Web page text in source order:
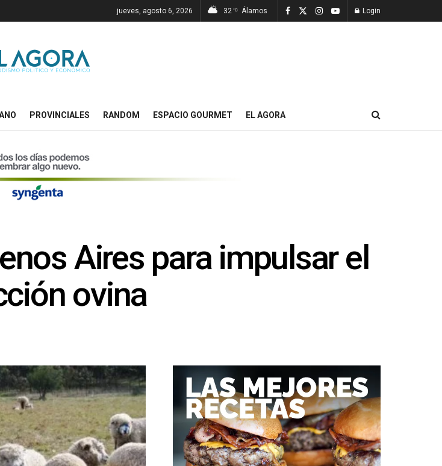
jueves, agosto 6, 2026 32 °C Álamos Login
PROVINCIALES RANDOM ESPACIO GOURMET EL AGORA
Aires para impulsar el
ovina